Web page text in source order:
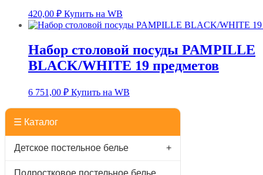
420,00 ₽ Купить на WB
Набор столовой посуды PAMPILLE
BLACK/WHITE 19 предметов
6 751,00 ₽ Купить на WB
☰ Каталог
Детское постельное белье +
Подростковое постельное белье